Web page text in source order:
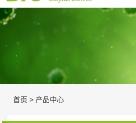
首页 > 产品中心